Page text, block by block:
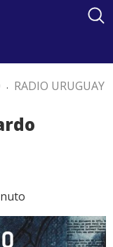
. RADIO URUGUAY